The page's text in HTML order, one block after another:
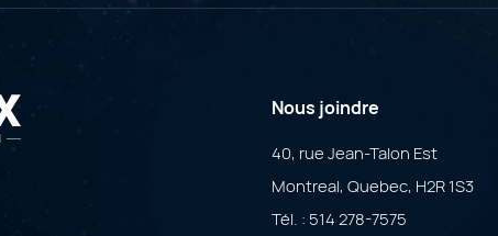
de
l’intelligence
artificielle"
Nous joindre
40, rue Jean-Talon Est
Montreal, Quebec, H2R 1S3
Tél. : 514 278-7575